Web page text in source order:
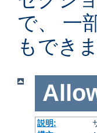
で、 一
もできま
説明: